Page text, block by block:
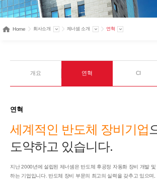
Home 회사소개 제너셈 소개 연혁
개요 연혁 CI
연혁
세계적인 반도체 장비기업
도약하고 있습니다.
지난 2000년에 설립된 제너셈은 반도체 후공정 자동화 장비 개발
하는 기업입니다. 반도체 장비 부문의 최고의 실력을 갖추고 있으며,